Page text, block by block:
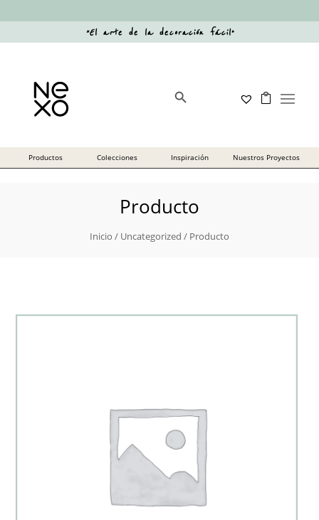
“El arte de la decoración fácil”
Producto
Inicio / Uncategorized / Producto